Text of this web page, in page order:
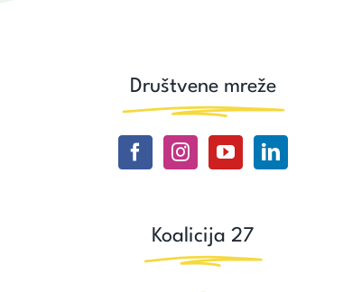
Društvene mreže
Koalicija 27